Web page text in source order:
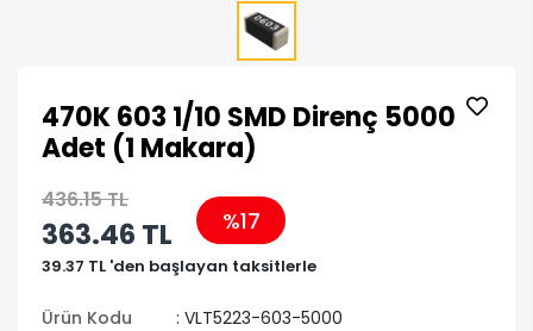
470K 603 1/10 SMD Direnç 5000
Adet (1 Makara)
436.15 TL
363.46 TL %17
39.37 TL 'den başlayan taksitlerle
Ürün Kodu
: VLT5223-603-5000